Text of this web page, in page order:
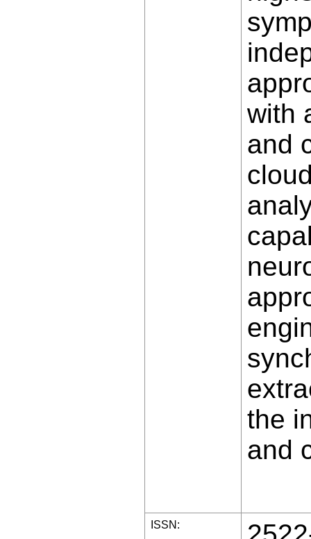
with
and
the
and
ISSN: